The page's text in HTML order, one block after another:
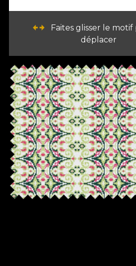
Faites glisser le
déplacer